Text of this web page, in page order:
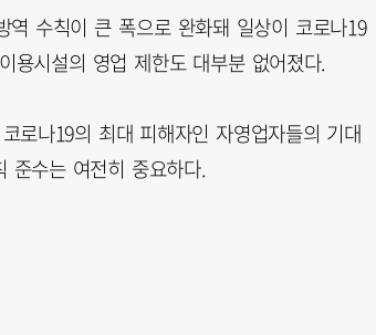
역 수칙이 큰 폭으로 완화돼 일상이 코로나19
용시설의 영업 제한도 대부분 없어졌다.
로나19의 최대 피해자인 자영업자들의 기대
준수는 여전히 중요하다.